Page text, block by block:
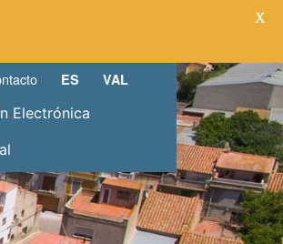
ES
VAL
Electrónica
X